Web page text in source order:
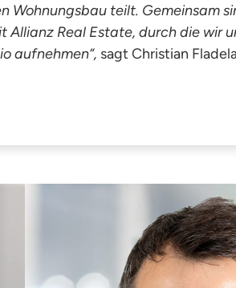
teilt. Gemeinsam
Real Estate, durch die wir
aufnehmen“, sagt Christian